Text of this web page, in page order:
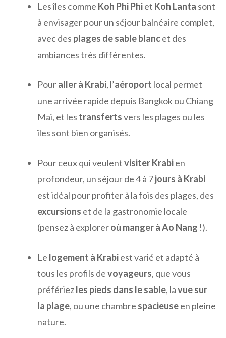
Les îles comme Koh Phi Phiet Koh Lanta sont
à envisager pour un séjour balnéaire complet,
avec des plages de sable blancet des
ambiances très différentes.
Pouraller à Krabi, l’aéroport local permet
une arrivée rapide depuis Bangkok ou Chiang
Mai, et les transfertsvers les plages ou les
îles sont bien organisés.
Pour ceux qui veulentvisiter Krabien
profondeur, un séjour de 4 à 7jours à Krabi
est idéal pour profiter à la fois des plages, des
excursions et de la gastronomie locale
(pensez à exploreroù manger à Ao Nang !).
Le logement à Krabiest varié et adapté à
tous les profils devoyageurs, que vous
préfériezles pieds dans le sable, lavue sur
la plage, ou une chambre spacieuseen pleine
nature.